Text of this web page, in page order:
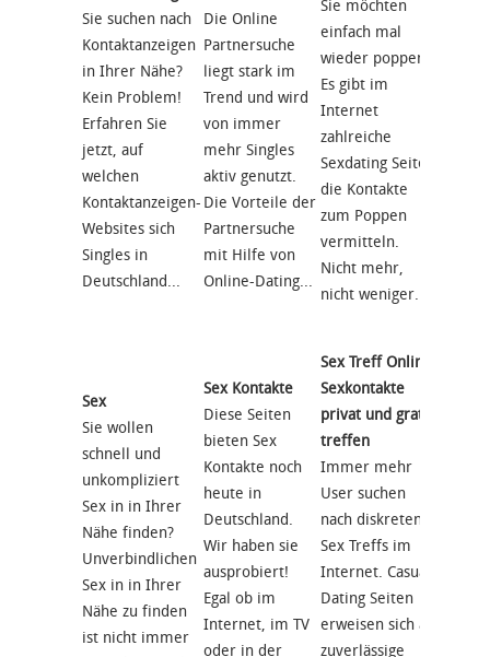
Sie suchen nach
Kontaktanzeigen
in Ihrer Nähe?
Kein Problem!
Erfahren Sie
jetzt, auf
welchen
Kontaktanzeigen-
Websites sich
Singles in
Deutschland...
Die Online
Partnersuche
liegt stark im
Trend und wird
von immer
mehr Singles
aktiv genutzt.
Die Vorteile der
Partnersuche
mit Hilfe von
Online-Dating...
Sie möchten
einfach mal
wieder poppen?
Es gibt im
Internet
zahlreiche
Sexdating Seiten
die Kontakte
zum Poppen
vermitteln.
Nicht mehr,
nicht weniger...
Sex
Sie wollen
schnell und
unkompliziert
Sex in in Ihrer
Nähe finden?
Unverbindlichen
Sex in in Ihrer
Nähe zu finden
ist nicht immer
Sex Kontakte
Diese Seiten
bieten Sex
Kontakte noch
heute in
Deutschland.
Wir haben sie
ausprobiert!
Egal ob im
Internet, im TV
oder in der
Sex Treff Online:
Sexkontakte
privat und gratis
treffen
Immer mehr
User suchen
nach diskreten
Sex Treffs im
Internet. Casual
Dating Seiten
erweisen sich als
zuverlässige